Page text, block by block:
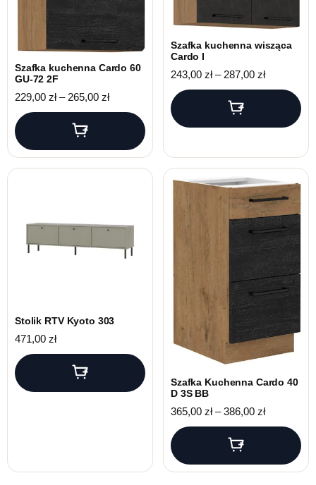
Szafka kuchenna Cardo 60
GU-72 2F
229,00 zł – 265,00 złZakres cen: od 229,00 zł do 265,00 zł
Szafka kuchenna wisząca
Cardo I
243,00 zł – 287,00 złZakres
Stolik RTV Kyoto 303
471,00 zł
Szafka Kuchenna Cardo 40
D 3S BB
365,00 zł – 386,00 złZakres